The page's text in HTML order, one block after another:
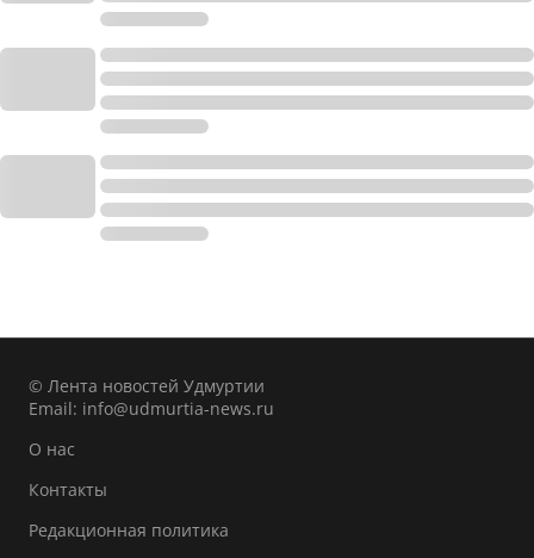
© Лента новостей Удмуртии
Email: info@udmurtia-news.ru
О нас
Контакты
Редакционная политика